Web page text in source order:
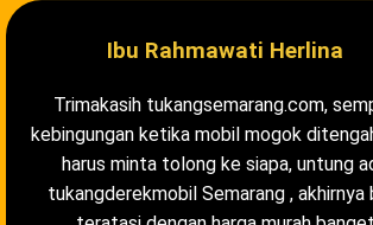
Ibu Rahmawati Herlina
Trimakasih tukangsemarang.com,
kebingungan ketika mobil mogok
harus minta tolong ke siapa, untung
tukangderekmobil Semarang , akhirnya